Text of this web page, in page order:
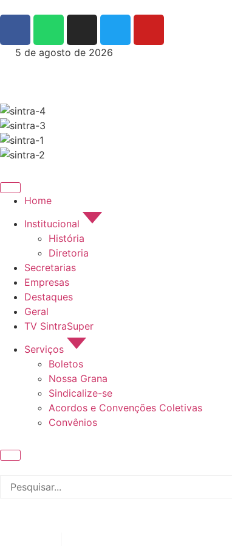
5 de agosto de 2026
Home
Institucional
História
Diretoria
Secretarias
Empresas
Destaques
Geral
TV SintraSuper
Serviços
Boletos
Nossa Grana
Sindicalize-se
Acordos e Convenções Coletivas
Convênios